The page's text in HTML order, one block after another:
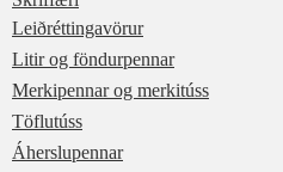
Leiðréttingavörur
Litir og föndurpennar
Merkipennar og merkitúss
Töflutúss
Áherslupennar